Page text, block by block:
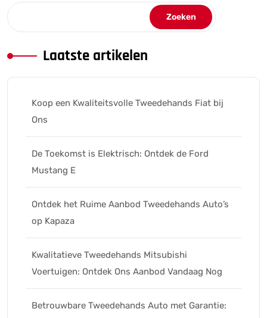
Zoeken
Laatste artikelen
Koop een Kwaliteitsvolle Tweedehands Fiat bij
Ons
De Toekomst is Elektrisch: Ontdek de Ford
Mustang E
Ontdek het Ruime Aanbod Tweedehands Auto’s
op Kapaza
Kwalitatieve Tweedehands Mitsubishi
Voertuigen: Ontdek Ons Aanbod Vandaag Nog
Betrouwbare Tweedehands Auto met Garantie: